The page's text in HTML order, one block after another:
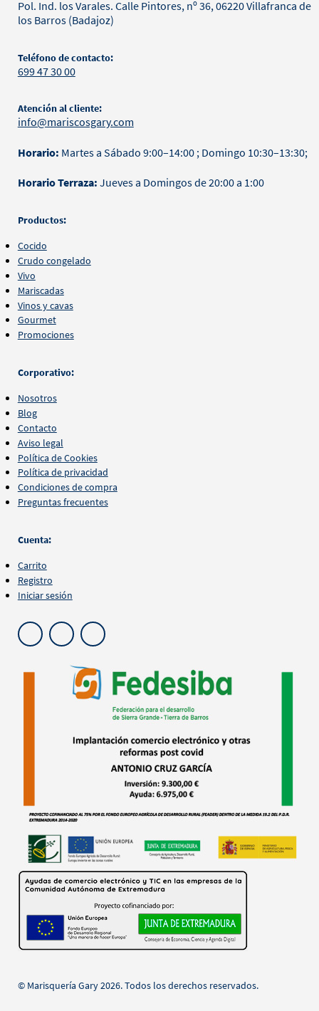
Pol. Ind. los Varales. Calle Pintores, nº 36, 06220 Villafranca de
los Barros (Badajoz)
Teléfono de contacto:
699 47 30 00
Atención al cliente:
info@mariscosgary.com
Horario: Martes a Sábado 9:00–14:00 ; Domingo 10:30–13:30;
Horario Terraza: Jueves a Domingos de 20:00 a 1:00
Productos:
Cocido
Crudo congelado
Vivo
Mariscadas
Vinos y cavas
Gourmet
Promociones
Corporativo:
Nosotros
Blog
Contacto
Aviso legal
Política de Cookies
Política de privacidad
Condiciones de compra
Preguntas frecuentes
Cuenta:
Carrito
Registro
Iniciar sesión
© Marisquería Gary 2026. Todos los derechos reservados.